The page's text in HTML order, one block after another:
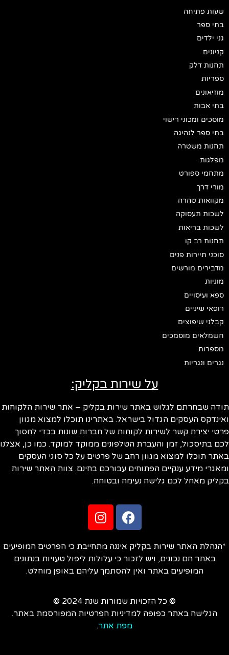
שעות פתיחה
בתי ספר
גני ילדים
קניונים
תחנות דלק
ספריות
מוזיאונים
בתי אבות
מוסכים ומכוני רישוי
בתי ספר לנהיגה
תחנות משטרה
מפלגות
מתחמי ספורט
מורי דרך
מקוואות טהרה
לשכות תעסוקה
לשכות בריאות
תחנות רב קו
סוכני תיירות פנים
מדבירים מורשים
מוניות
ספא ועיסויים
רופאי שיניים
קבלני שיפוצים
חשמלאים מוסמכים
מספרות
נגרים ונגריות
על שירות בקליק:
תודה שבחרתם לגלוש באתר שירות בקליק – אתר שירות הלקוחות
ואינדקס העסקים הגדול בישראל. באתרינו תוכלו למצוא מגוון
פרטי יצירת קשר לשירות לקוחות של חברות שונות בכדי לחסוך
לכם בתיסכול, זמן והעברת הטלפונים ממוקד למוקד. כמו כן, אצלנו
באתר תוכלו למצוא מגוון רחב של פרטים על כל סוגי העסקים
ומאגרי מידע ענקיים הפתוחים עבורכם בחינם. צוות האתר שירות
בקליק מאחל לכם גלישה נעימה ובטוחה.
*הנהלת האתר שירות בקליק איננה מתחייבת כי הפרטים המופיעים
באתר הם נכונים, ויש לזכור כי עלולות ליפול טעויות בנתונים
המופיעים באתר ואין להסתמך עליהם באופן מוחלט.
© כל הזכויות שמורות שנת 2024 ©
הגלישה באתר כפופה למדיניות הפרטיות המפורסמת באתר.
מפת אתר.